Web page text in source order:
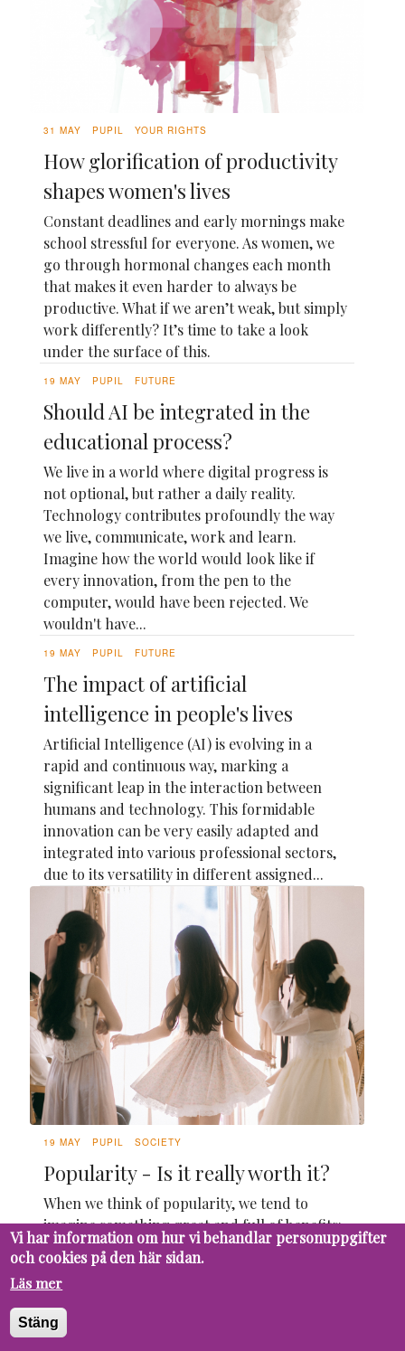
31 MAY PUPIL YOUR RIGHTS
How glorification of productivity
shapes women's lives
Constant deadlines and early mornings make
school stressful for everyone. As women, we
go through hormonal changes each month
that makes it even harder to always be
productive. What if we aren’t weak, but simply
work differently? It’s time to take a look
under the surface of this.
19 MAY PUPIL FUTURE
Should AI be integrated in the
educational process?
We live in a world where digital progress is
not optional, but rather a daily reality.
Technology contributes profoundly the way
we live, communicate, work and learn.
Imagine how the world would look like if
every innovation, from the pen to the
computer, would have been rejected. We
wouldn't have...
19 MAY PUPIL FUTURE
The impact of artificial
intelligence in people's lives
Artificial Intelligence (AI) is evolving in a
rapid and continuous way, marking a
significant leap in the interaction between
humans and technology. This formidable
innovation can be very easily adapted and
integrated into various professional sectors,
due to its versatility in different assigned...
19 MAY PUPIL SOCIETY
Popularity - Is it really worth it?
When we think of popularity, we tend to
imagine something great and full of benefits:
validation, likability, being included, and, of
course, numerous friends. However, for an
introvert or someone who values true
connection over being known, it is
incompatible and overwhelming. Being
Vi har information om hur vi behandlar personuppgifter
och cookies på den här sidan.
Läs mer
Stäng